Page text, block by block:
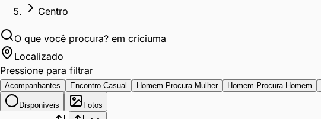
Centro
O que você procura? em criciuma
Localizado
Pressione para filtrar
Acompanhantes Encontro Casual Homem Procura Mulher Homem Procura Homem
Disponíveis Fotos